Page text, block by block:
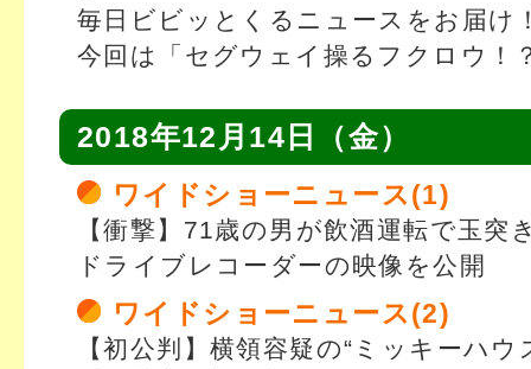
毎日ビビッとくるニュースをお届け
今回は「セグウェイ操るフクロウ！
2018年12月14日（金）
ワイドショーニュース(1)
【衝撃】71歳の男が飲酒運転で玉突
ドライブレコーダーの映像を公開
ワイドショーニュース(2)
【初公判】横領容疑の“ミッキーハ